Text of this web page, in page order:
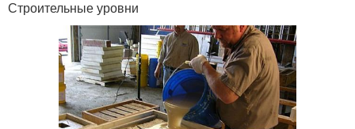
Строительные уровни